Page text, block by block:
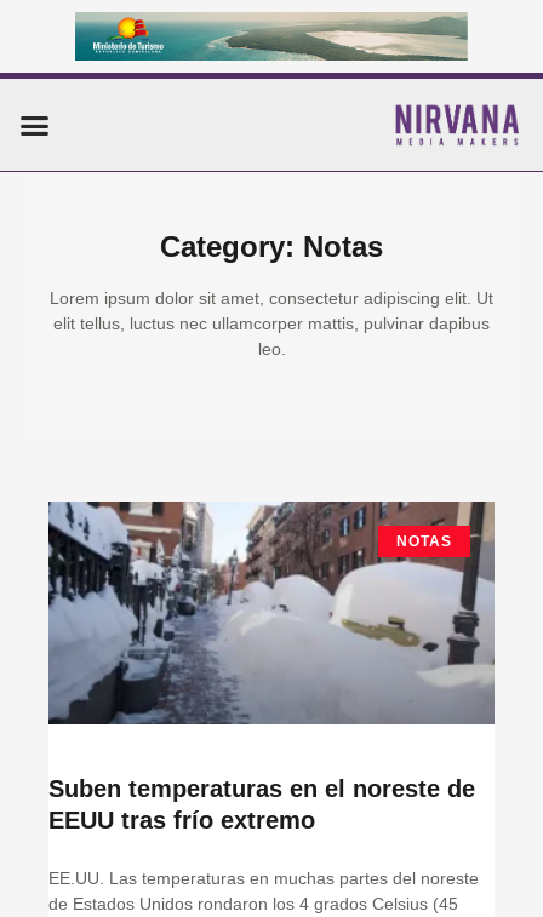
Menu
Category: Notas
Lorem ipsum dolor sit amet, consectetur adipiscing elit. Ut
elit tellus, luctus nec ullamcorper mattis, pulvinar dapibus
leo.
NOTAS
Suben temperaturas en el noreste de
EEUU tras frío extremo
EE.UU. Las temperaturas en muchas partes del noreste
de Estados Unidos rondaron los 4 grados Celsius (45
PagePagePagePagePage